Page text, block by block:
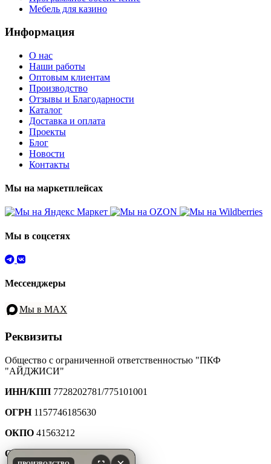
Мебель для казино
Информация
О нас
Наши работы
Оптовым клиентам
Производство
Отзывы и Благодарности
Каталог
Доставка и оплата
Проекты
Блог
Новости
Контакты
Мы на маркетплейсах
Мы в соцсетях
Мессенджеры
Мы в MAX
Реквизиты
Общество с ограниченной ответственностью "ПКФ
"АЙДЖИСИ"
ИНН/КПП 7728202781/775101001
ОГРН1157746185630
ОКПО 41563212
ОКТМО
45907000000